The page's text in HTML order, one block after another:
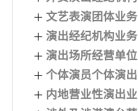
文艺表演团体业务
演出经纪机构业务
演出场所经营单
个体演员个体演
内地营业性演出